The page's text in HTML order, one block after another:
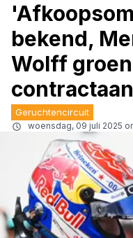
bekend,
Wolff
Geruchtencircuit
woensdag, 09 juli 2025